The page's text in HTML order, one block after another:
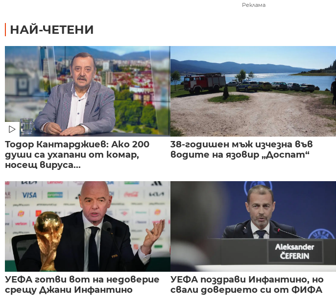
Реклама
НАЙ-ЧЕТЕНИ
Тодор Кантарджиев: Ако 200
души са ухапани от комар,
носещ вируса...
38-годишен мъж изчезна във
водите на язовир „Доспат“
УЕФА готви вот на недоверие
срещу Джани Инфантино
УЕФА поздрави Инфантино, но
свали доверието си от ФИФА